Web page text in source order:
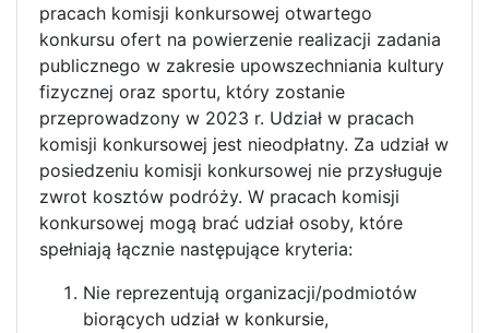
pracach komisji konkursowej otwartego
konkursu ofert na powierzenie realizacji zadania
publicznego w zakresie upowszechniania kultury
fizycznej oraz sportu, który zostanie
przeprowadzony w 2023 r. Udział w pracach
komisji konkursowej jest nieodpłatny. Za udział w
posiedzeniu komisji konkursowej nie przysługuje
zwrot kosztów podróży. W pracach komisji
konkursowej mogą brać udział osoby, które
spełniają łącznie następujące kryteria:
Nie reprezentują organizacji/podmiotów
biorących udział w konkursie,